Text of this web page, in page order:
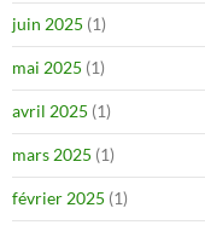
juin 2025 (1)
mai 2025 (1)
avril 2025 (1)
mars 2025 (1)
février 2025 (1)